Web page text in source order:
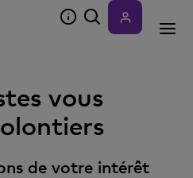
vous
de votre intérêt